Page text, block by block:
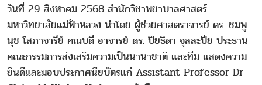
วันที่ 29 สิงหาคม 2568 สำนักวิชาพยาบาลศาสตร์
มหาวิทยาลัยแม่ฟ้าหลวง นำโดย ผู้ช่วยศาสตราจารย์ ดร. ชมพู
นุช โสภาจารีย์ คณบดี อาจารย์ ดร. ปิยธิดา จุลละปีย ประธาน
คณะกรรมการส่งเสริมความเป็นนานาชาติ และทีม แสดงความ
ยินดีและมอบประกาศนียบัตรแก่ Assistant Professor Dr